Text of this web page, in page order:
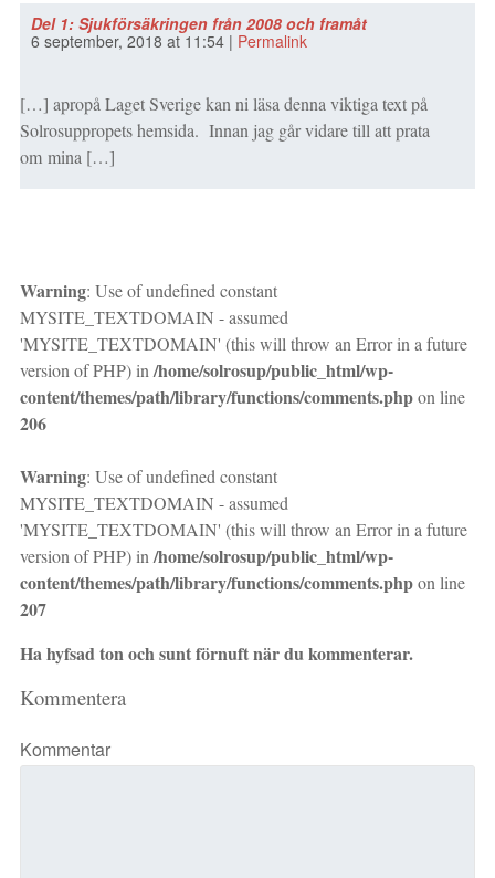
Del 1: Sjukförsäkringen från 2008 och framåt
6 september, 2018 at 11:54| Permalink
[…] apropå Laget Sverige kan ni läsa denna viktiga text på
Solrosuppropets hemsida. Innan jag går vidare till att prata
om mina […]
Warning: Use of undefined constant
MYSITE_TEXTDOMAIN - assumed
'MYSITE_TEXTDOMAIN' (this will throw an Error in a future
version of PHP) in /home/solrosup/public_html/wp-
content/themes/path/library/functions/comments.phpon line
206
Warning: Use of undefined constant
MYSITE_TEXTDOMAIN - assumed
'MYSITE_TEXTDOMAIN' (this will throw an Error in a future
version of PHP) in /home/solrosup/public_html/wp-
content/themes/path/library/functions/comments.phpon line
207
Ha hyfsad ton och sunt förnuft när du kommenterar.
Kommentera
Kommentar